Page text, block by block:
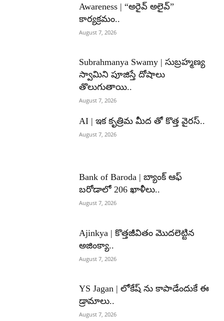
Awareness | “అరైవ్ అలైవ్”
కార్యక్రమం..
August 7, 2026
Subrahmanya Swamy | సుబ్రహ్మణ్య
స్వామిని పూజిస్తే దోషాలు
తొలుగుతాయి..
August 7, 2026
AI | ఇక కృత్రిమ మీద తో కొత్త వైరస్..
August 7, 2026
Bank of Baroda | బ్యాంక్‌ ఆఫ్‌
బరోడాలో 206 ఖాళీలు..
August 7, 2026
Ajinkya | కొత్తజీవితం మొదలెట్టిన
అజింక్యా..
August 7, 2026
YS Jagan | లోకేష్ ను కాపాడేందుకే ఈ
డ్రామాలు..
August 7, 2026